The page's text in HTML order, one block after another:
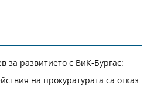
за развитието с ВиК-Бургас:
на прокуратурата са отказ